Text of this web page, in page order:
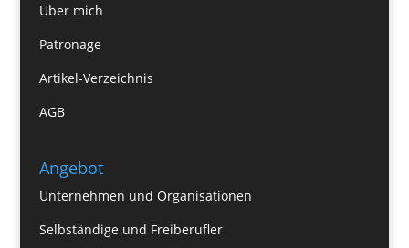
Über mich
Patronage
Artikel-Verzeichnis
AGB
Angebot
Unternehmen und Organisationen
Selbständige und Freiberufler